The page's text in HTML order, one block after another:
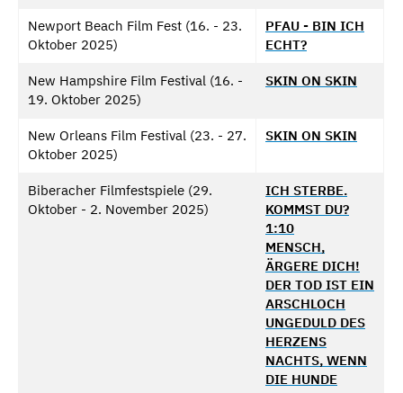
Newport Beach Film Fest (16. - 23.
Oktober 2025)
PFAU - BIN ICH
ECHT?
New Hampshire Film Festival (16. -
19. Oktober 2025)
SKIN ON SKIN
New Orleans Film Festival (23. - 27.
Oktober 2025)
SKIN ON SKIN
Biberacher Filmfestspiele (29.
Oktober - 2. November 2025)
ICH STERBE.
KOMMST DU?
1:10
MENSCH,
ÄRGERE DICH!
DER TOD IST EIN
ARSCHLOCH
UNGEDULD DES
HERZENS
NACHTS, WENN
DIE HUNDE